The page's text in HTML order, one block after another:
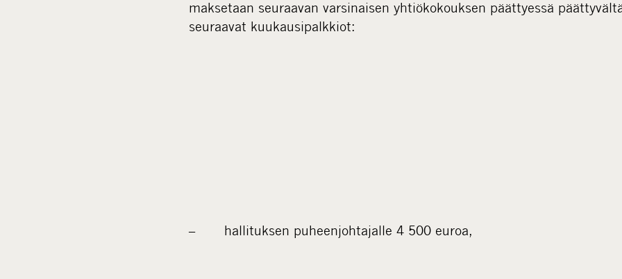
maksetaan seuraavan varsinaisen yhtiökokouksen päättyessä
seuraavat kuukausipalkkiot:
– hallituksen puheenjohtajalle 4 500 euroa,